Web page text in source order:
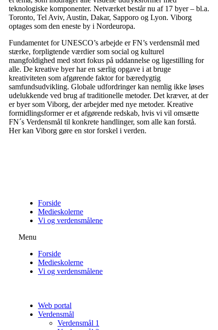
teknologiske komponenter. Netværket består nu af 17 byer – bl.a.
Toronto, Tel Aviv, Austin, Dakar, Sapporo og Lyon. Viborg
optages som den eneste by i Nordeuropa.
Fundamentet for UNESCO’s arbejde er FN’s verdensmål med
stærke, forpligtende værdier som social og kulturel
mangfoldighed med stort fokus på uddannelse og ligestilling for
alle. De kreative byer har en særlig opgave i at bruge
kreativiteten som afgørende faktor for bæredygtig
samfundsudvikling. Globale udfordringer kan nemlig ikke løses
udelukkende ved brug af traditionelle metoder. Det kræver, at der
er byer som Viborg, der arbejder med nye metoder. Kreative
formidlingsformer er et afgørende redskab, hvis vi vil omsætte
FN´s Verdensmål til konkrete handlinger, som alle kan forstå.
Her kan Viborg gøre en stor forskel i verden.
Forside
Medieskolerne
Vi og verdensmålene
Menu
Forside
Medieskolerne
Vi og verdensmålene
Web portal
Verdensmål
Verdensmål 1